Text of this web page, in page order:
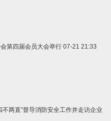
第四届会员大会举行 07-21 21:33
不两直”督导消防安全工作并走访企业